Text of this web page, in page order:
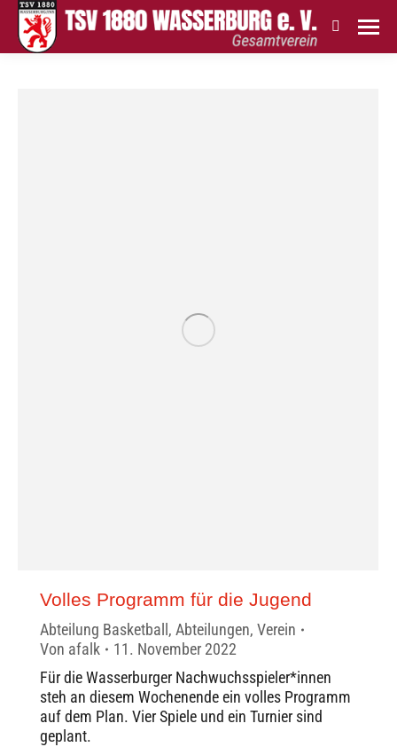
Search:
Volles Programm für die Jugend
Abteilung Basketball , Abteilungen, Verein
Von afalk
11. November 2022
Für die Wasserburger Nachwuchsspieler*innen
steh an diesem Wochenende ein volles Programm
auf dem Plan. Vier Spiele und ein Turnier sind
geplant.